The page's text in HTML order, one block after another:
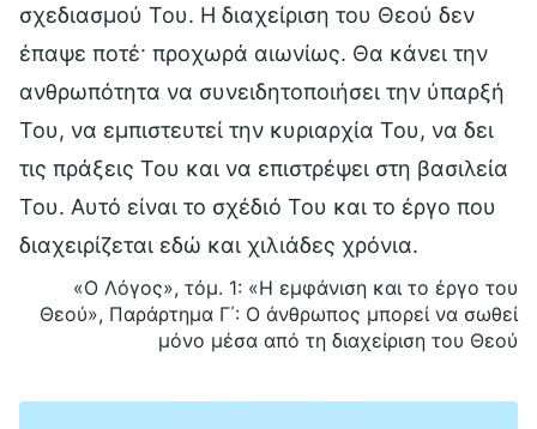
σχεδιασμού Του. Η διαχείριση του Θεού δεν
έπαψε ποτέ· προχωρά αιωνίως. Θα κάνει την
ανθρωπότητα να συνειδητοποιήσει την ύπαρξή
Του, να εμπιστευτεί την κυριαρχία Του, να δει
τις πράξεις Του και να επιστρέψει στη βασιλεία
Του. Αυτό είναι το σχέδιό Του και το έργο που
διαχειρίζεται εδώ και χιλιάδες χρόνια.
«Ο Λόγος», τόμ. 1: «Η εμφάνιση και το έργο του
Θεού», Παράρτημα Γ΄: Ο άνθρωπος μπορεί να σωθεί
μόνο μέσα από τη διαχείριση του Θεού